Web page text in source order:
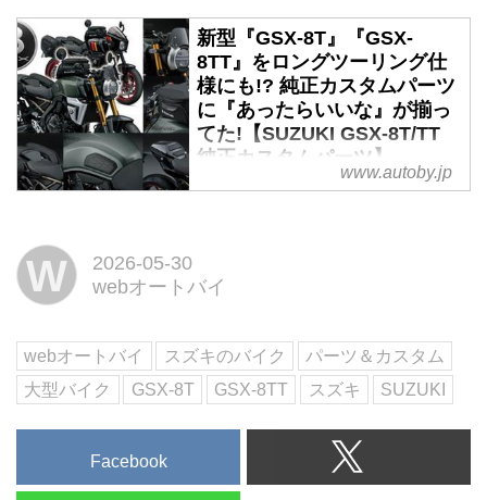
新型『GSX-8T』『GSX-
8TT』をロングツーリング仕
様にも!? 純正カスタムパーツ
に『あったらいいな』が揃っ
てた!【SUZUKI GSX-8T/TT
純正カスタムパーツ】
先日発売されたばかりの新型
www.autoby.jp
W
2026-05-30
webオートバイ
webオートバイ スズキのバイク
パーツ＆カスタム
大型バイク
GSX-8T GSX-8TT スズキ SUZUKI
Facebook